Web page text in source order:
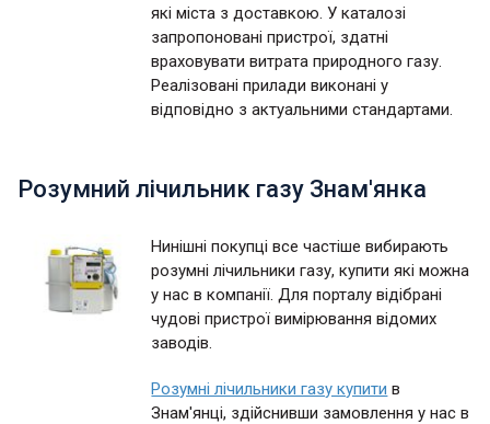
які міста з доставкою. У каталозі
запропоновані пристрої, здатні
враховувати витрата природного газу.
Реалізовані прилади виконані у
відповідно з актуальними стандартами.
Розумний лічильник газу Знам'янка
Нинішні покупці все частіше вибирають
розумні лічильники газу, купити які можна
у нас в компанії. Для порталу відібрані
чудові пристрої вимірювання відомих
заводів.
Розумні лічильники газу купити в
Знам'янці, здійснивши замовлення у нас в